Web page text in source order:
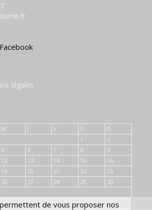
légales
M J V S
D
1
2
5 6 7 8
9
12 13 14 15
16
19 20 21 22
23
26 27 28 29
30
de vous proposer nos